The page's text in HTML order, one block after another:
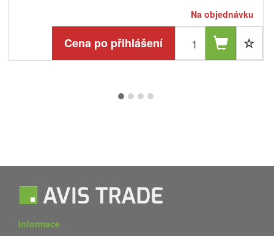
Na objednávku
Cena po přihlášení
Informace